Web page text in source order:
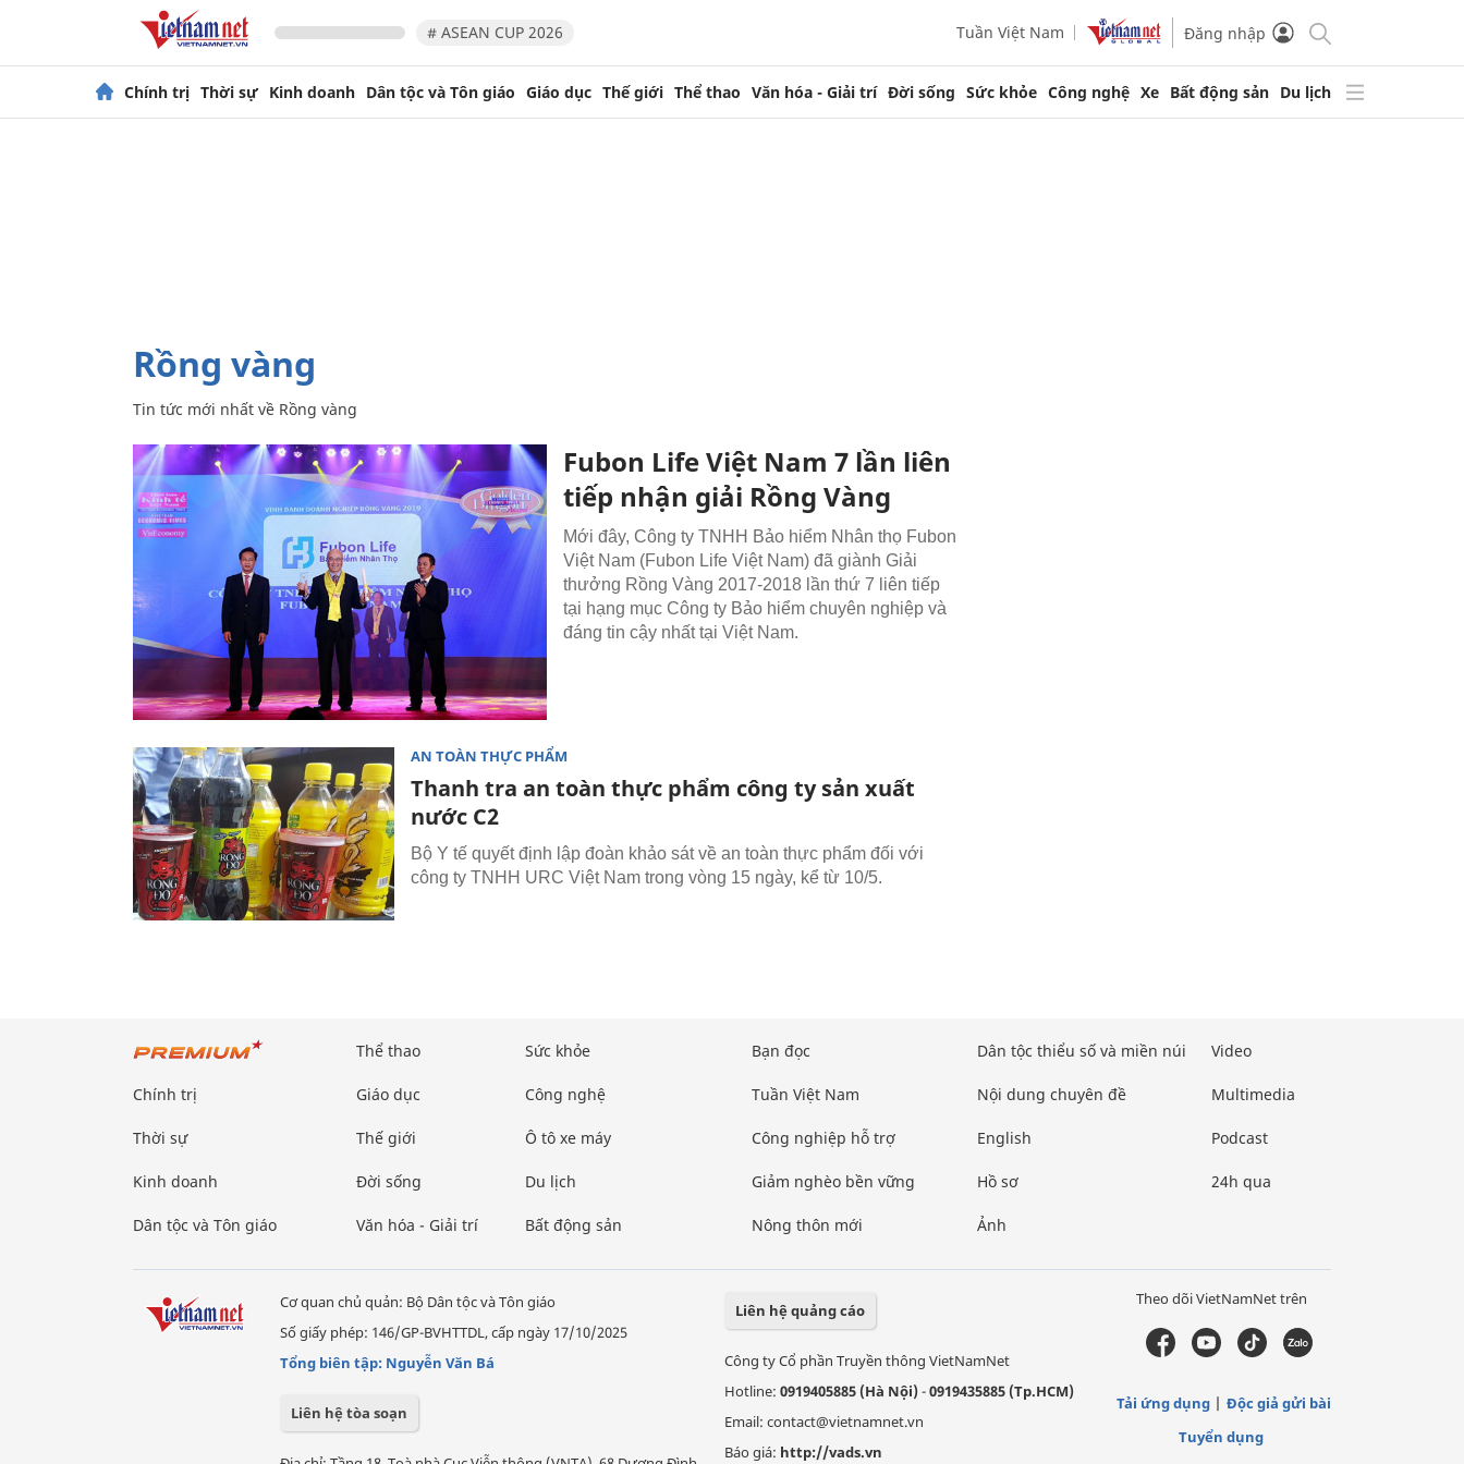
# ASEAN CUP 2026 Tuần Việt Nam Đăng nhập
Chính trị Thời sự Kinh doanh Dân tộc và Tôn giáo Giáo dục Thế giới Thể thao Văn hóa - Giải trí Đời sống Sức khỏe Công nghệ Xe Bất động sản Du lịch
Rồng vàng
Tin tức mới nhất về Rồng vàng
Fubon Life Việt Nam 7 lần liên
tiếp nhận giải Rồng Vàng
Mới đây, Công ty TNHH Bảo hiểm Nhân thọ Fubon
Việt Nam (Fubon Life Việt Nam) đã giành Giải
thưởng Rồng Vàng 2017-2018 lần thứ 7 liên tiếp
tại hạng mục Công ty Bảo hiểm chuyên nghiệp và
đáng tin cậy nhất tại Việt Nam.
AN TOÀN THỰC PHẨM
Thanh tra an toàn thực phẩm công ty sản xuất
nước C2
Bộ Y tế quyết định lập đoàn khảo sát về an toàn thực phẩm đối với
công ty TNHH URC Việt Nam trong vòng 15 ngày, kể từ 10/5.
Chính trị
Thời sự
Kinh doanh
Dân tộc và Tôn giáo
Thể thao
Giáo dục
Thế giới
Đời sống
Văn hóa - Giải trí
Sức khỏe
Công nghệ
Ô tô xe máy
Du lịch
Bất động sản
Bạn đọc
Tuần Việt Nam
Công nghiệp hỗ trợ
Giảm nghèo bền vững
Nông thôn mới
Dân tộc thiểu số và miền núi
Nội dung chuyên đề
English
Hồ sơ
Ảnh
Video
Multimedia
Podcast
24h qua
Cơ quan chủ quản: Bộ Dân tộc và Tôn giáo
Số giấy phép: 146/GP-BVHTTDL, cấp ngày 17/10/2025
Tổng biên tập: Nguyễn Văn Bá
Liên hệ tòa soạn
Liên hệ quảng cáo
Công ty Cổ phần Truyền thông VietNamNet
Hotline: 0919405885 (Hà Nội)-0919435885 (Tp.HCM)
Email: contact@vietnamnet.vn
Báo giá: http://vads.vn
Theo dõi VietNamNet trên
Tải ứng dụng
Độc giả gửi bài
Tuyển dụng